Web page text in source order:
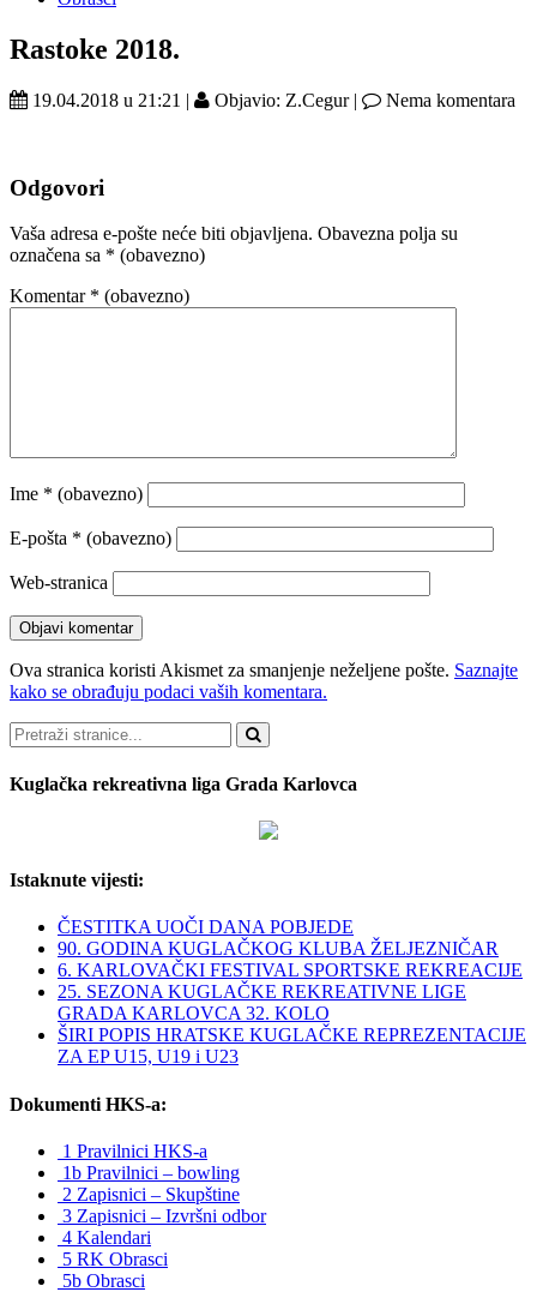
Rastoke 2018.
19.04.2018 u 21:21 | Objavio: Z.Cegur | Nema komentara
Odgovori
Vaša adresa e-pošte neće biti objavljena. Obavezna polja su
označena sa * (obavezno)
Komentar * (obavezno)
Ime * (obavezno)
E-pošta * (obavezno)
Web-stranica
Ova stranica koristi Akismet za smanjenje neželjene pošte. Saznajte
kako se obrađuju podaci vaših komentara.
Pretraži
Kuglačka rekreativna liga Grada Karlovca
Istaknute vijesti:
ČESTITKA UOČI DANA POBJEDE
90. GODINA KUGLAČKOG KLUBA ŽELJEZNIČAR
6. KARLOVAČKI FESTIVAL SPORTSKE REKREACIJE
25. SEZONA KUGLAČKE REKREATIVNE LIGE
GRADA KARLOVCA 32. KOLO
ŠIRI POPIS HRATSKE KUGLAČKE REPREZENTACIJE
ZA EP U15, U19 i U23
Dokumenti HKS-a:
1 Pravilnici HKS-a
1b Pravilnici – bowling
2 Zapisnici – Skupštine
3 Zapisnici – Izvršni odbor
4 Kalendari
5 RK Obrasci
5b Obrasci